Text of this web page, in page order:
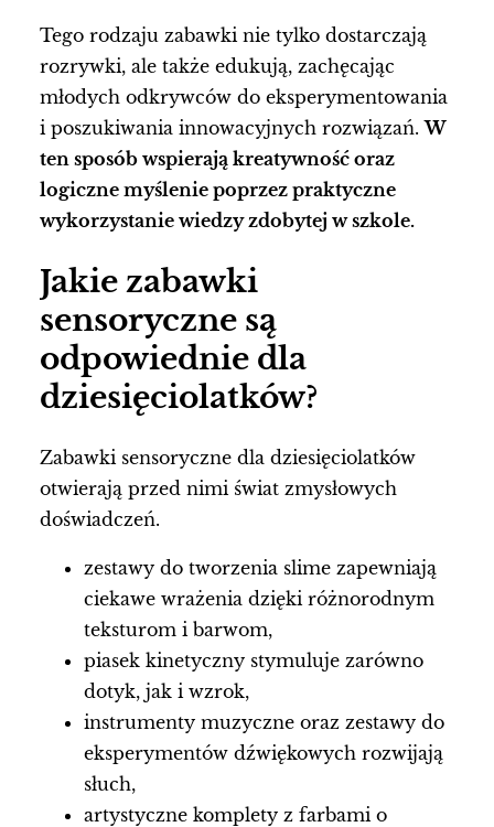
Tego rodzaju zabawki nie tylko dostarczają
rozrywki, ale także edukują, zachęcając
młodych odkrywców do eksperymentowania
i poszukiwania innowacyjnych rozwiązań.W
ten sposób wspierają kreatywność oraz
logiczne myślenie poprzez praktyczne
wykorzystanie wiedzy zdobytej w szkole.
Jakie zabawki
sensoryczne są
odpowiednie dla
dziesięciolatków?
Zabawki sensoryczne dla dziesięciolatków
otwierają przed nimi świat zmysłowych
doświadczeń.
zestawy do tworzenia slime zapewniają
ciekawe wrażenia dzięki różnorodnym
teksturom i barwom,
piasek kinetyczny stymuluje zarówno
dotyk, jak i wzrok,
instrumenty muzyczne oraz zestawy do
eksperymentów dźwiękowych rozwijają
słuch,
artystyczne komplety z farbami o